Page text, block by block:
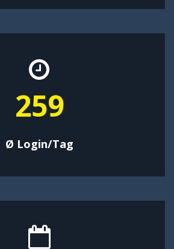
337
Ø Login/Tag